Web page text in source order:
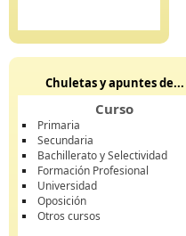
Chuletas y apuntes de...
Curso
Primaria
Secundaria
Bachillerato y Selectividad
Formación Profesional
Universidad
Oposición
Otros cursos